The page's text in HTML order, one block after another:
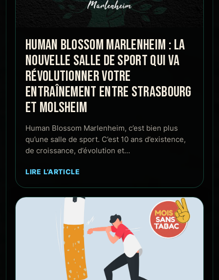
HUMAN BLOSSOM MARLENHEIM : LA
NOUVELLE SALLE DE SPORT QUI VA
RÉVOLUTIONNER VOTRE
ENTRAÎNEMENT ENTRE STRASBOURG
ET MOLSHEIM
Human Blossom Marlenheim, c’est bien plus
qu’une salle de sport. C’est 10 ans d’existence,
de croissance, d’évolution et…
LIRE L’ARTICLE